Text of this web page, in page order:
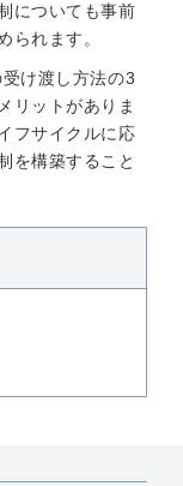
についても事前
られます。
け渡し方法の3
リットがありま
フサイクルに応
を構築すること